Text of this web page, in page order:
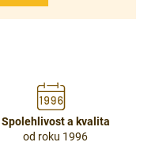
Spolehlivost a kvalita
od roku 1996